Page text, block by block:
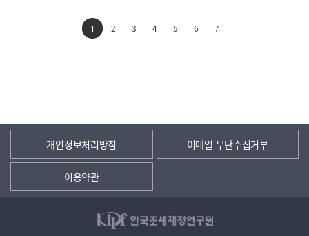
1 2 3 4 5 6 7
개인정보처리방침 이메일 무단수집거부
이용약관